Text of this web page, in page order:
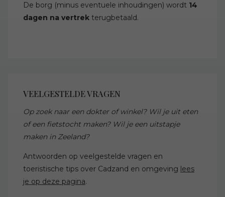
De borg (minus eventuele inhoudingen) wordt 14
dagen na vertrek terugbetaald.
VEELGESTELDE VRAGEN
Op zoek naar een dokter of winkel? Wil je uit eten
of een fietstocht maken? Wil je een uitstapje
maken in Zeeland?
Antwoorden op veelgestelde vragen en
toeristische tips over Cadzand en omgeving lees
je op deze pagina.